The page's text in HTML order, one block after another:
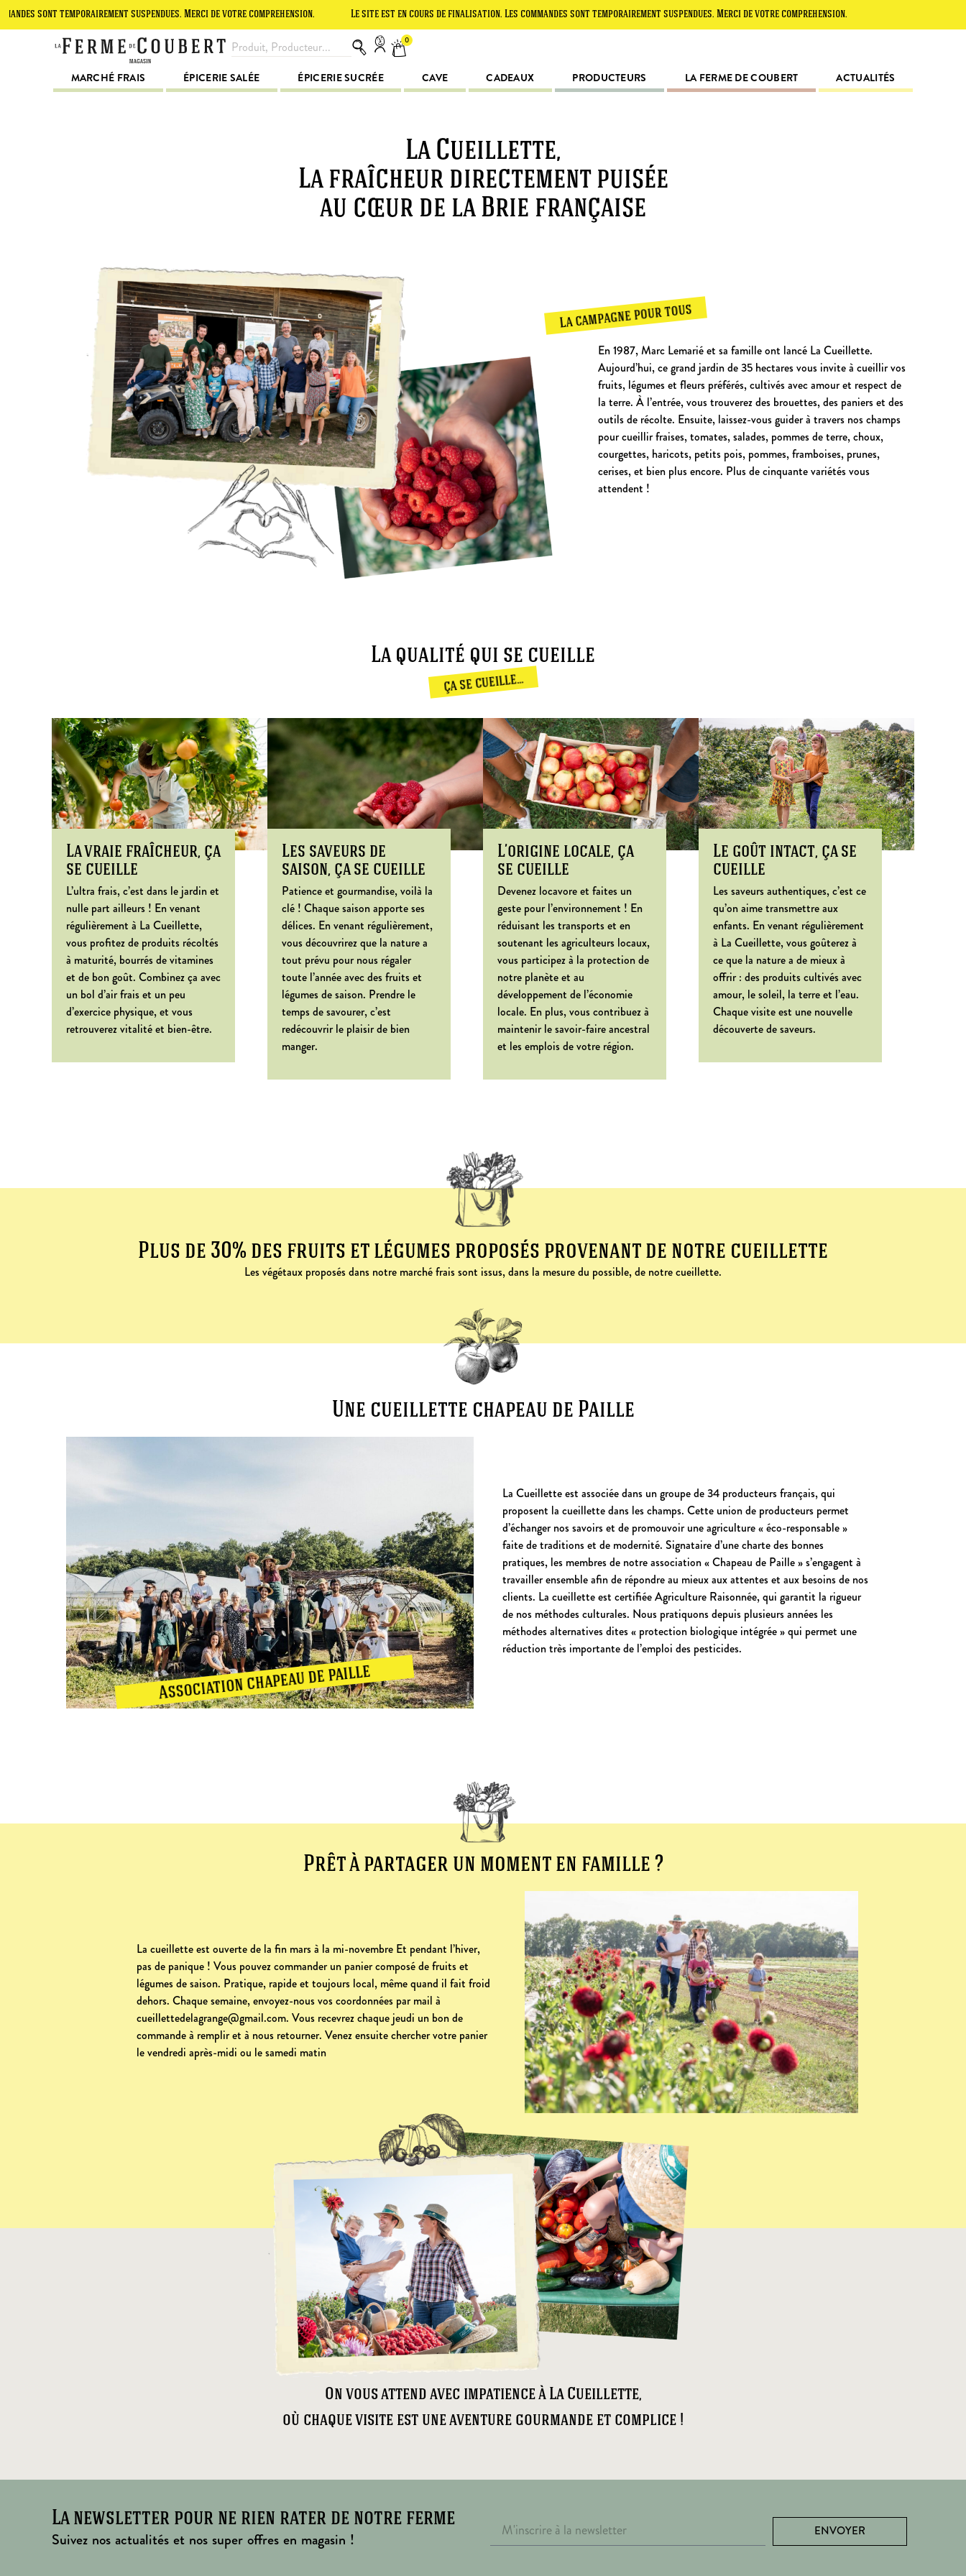
suspendues. Merci de votre compréhension. Le site est en cours de finalisation. Les commandes sont temporairement suspendues. Merci de votre compréhension.
0
MARCHÉ FRAIS ÉPICERIE SALÉE ÉPICERIE SUCRÉE CAVE CADEAUX PRODUCTEURS LA FERME DE COUBERT ACTUALITÉS
La Cueillette,
La fraîcheur directement puisée
au cœur de la Brie française
La campagne pour tous
En 1987, Marc Lemarié et sa famille ont lancé La Cueillette.
Aujourd’hui, ce grand jardin de 35 hectares vous invite à cueillir vos
fruits, légumes et fleurs préférés, cultivés avec amour et respect de
la terre. À l’entrée, vous trouverez des brouettes, des paniers et des
outils de récolte. Ensuite, laissez-vous guider à travers nos champs
pour cueillir fraises, tomates, salades, pommes de terre, choux,
courgettes, haricots, petits pois, pommes, framboises, prunes,
cerises, et bien plus encore. Plus de cinquante variétés vous
attendent !
ça se cueille...
La qualité qui se cueille
La vraie fraîcheur, ça
se cueille
L’ultra frais, c’est dans le jardin et
nulle part ailleurs ! En venant
régulièrement à La Cueillette,
vous profitez de produits récoltés
à maturité, bourrés de vitamines
et de bon goût. Combinez ça avec
un bol d’air frais et un peu
d’exercice physique, et vous
retrouverez vitalité et bien-être.
Les saveurs de
saison, ça se cueille
Patience et gourmandise, voilà la
clé ! Chaque saison apporte ses
délices. En venant régulièrement,
vous découvrirez que la nature a
tout prévu pour nous régaler
toute l’année avec des fruits et
légumes de saison. Prendre le
temps de savourer, c’est
redécouvrir le plaisir de bien
manger.
L’origine locale, ça
se cueille
Devenez locavore et faites un
geste pour l’environnement ! En
réduisant les transports et en
soutenant les agriculteurs locaux,
vous participez à la protection de
notre planète et au
développement de l’économie
locale. En plus, vous contribuez à
maintenir le savoir-faire ancestral
et les emplois de votre région.
Le goût intact, ça se
cueille
Les saveurs authentiques, c’est ce
qu’on aime transmettre aux
enfants. En venant régulièrement
à La Cueillette, vous goûterez à
ce que la nature a de mieux à
offrir : des produits cultivés avec
amour, le soleil, la terre et l’eau.
Chaque visite est une nouvelle
découverte de saveurs.
Plus de 30% des fruits et légumes proposés provenant de notre cueillette
Les végétaux proposés dans notre marché frais sont issus, dans la mesure du possible, de notre cueillette.
Une cueillette chapeau de Paille
Association chapeau de paille
La Cueillette est associée dans un groupe de 34 producteurs français, qui
proposent la cueillette dans les champs. Cette union de producteurs permet
d’échanger nos savoirs et de promouvoir une agriculture « éco-responsable »
faite de traditions et de modernité. Signataire d’une charte des bonnes
pratiques, les membres de notre association « Chapeau de Paille » s’engagent à
travailler ensemble afin de répondre au mieux aux attentes et aux besoins de nos
clients. La cueillette est certifiée Agriculture Raisonnée, qui garantit la rigueur
de nos méthodes culturales. Nous pratiquons depuis plusieurs années les
méthodes alternatives dites « protection biologique intégrée » qui permet une
réduction très importante de l’emploi des pesticides.
Prêt à partager un moment en famille ?
La cueillette est ouverte de la fin mars à la mi-novembre Et pendant l’hiver,
pas de panique ! Vous pouvez commander un panier composé de fruits et
légumes de saison. Pratique, rapide et toujours local, même quand il fait froid
dehors. Chaque semaine, envoyez-nous vos coordonnées par mail à
cueillettedelagrange@gmail.com. Vous recevrez chaque jeudi un bon de
commande à remplir et à nous retourner. Venez ensuite chercher votre panier
le vendredi après-midi ou le samedi matin
On vous attend avec impatience à La Cueillette,
où chaque visite est une aventure gourmande et complice !
La newsletter pour ne rien rater de notre ferme
Suivez nos actualités et nos super offres en magasin !
ENVOYER